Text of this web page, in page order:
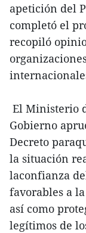
apetición del
completó el
recopiló
El Ministerio
Gobierno
Decreto
la situación
laconfianza
favorables a
así como
legítimos de